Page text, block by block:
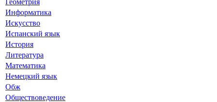
Информатика
Искусство
Испанский язык
История
Литература
Математика
Немецкий язык
Обж
Обществоведение